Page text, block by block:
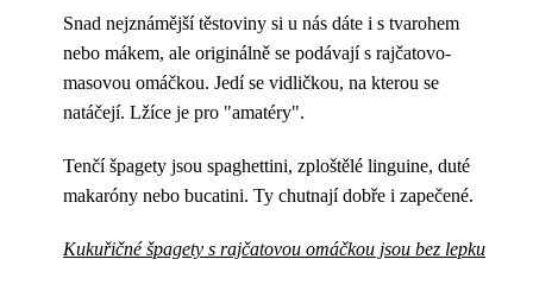
Snad nejznámější těstoviny si u nás dáte i s tvarohem
nebo mákem, ale originálně se podávají s rajčatovo-
masovou omáčkou. Jedí se vidličkou, na kterou se
natáčejí. Lžíce je pro "amatéry".
Tenčí špagety jsou spaghettini, zploštělé linguine, duté
makaróny nebo bucatini. Ty chutnají dobře i zapečené.
Kukuřičné špagety s rajčatovou omáčkou jsou bez lepku